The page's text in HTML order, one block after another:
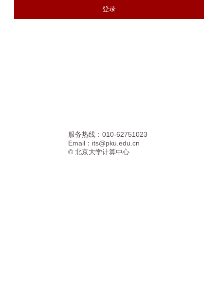
服务热线：010-62751023
Email： its@pku.edu.cn
© 北京大学计算中心